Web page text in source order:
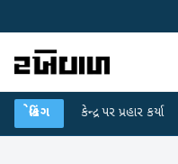
બ્રેકિંગ
ગાંધીએ કેન્દ્ર પર પ્રહાર કર્યા ●